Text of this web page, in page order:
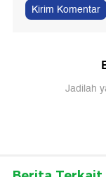
Kirim Komentar
Jadilah